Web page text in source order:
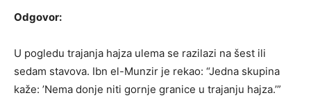
Odgovor:
U pogledu trajanja hajza ulema se razilazi na šest ili
sedam stavova. Ibn el-Munzir je rekao: “Jedna skupina
kaže: ’Nema donje niti gornje granice u trajanju hajza.’”